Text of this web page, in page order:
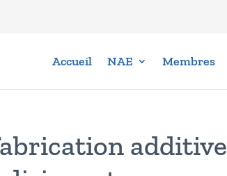
Accueil NAE Membres
additive